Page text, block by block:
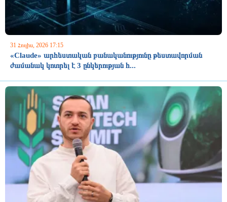
31 Հուլիս, 2026 17:15
«Claude» արհեստական բանականությունը թեստավորման
ժամանակ կոտրել է 3 ընկերության հ...